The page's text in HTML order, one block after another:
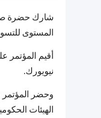
شارك حضرة
المستوى
أقيم المؤتمر
نيويورك.
وحضر المؤتمر
الهيئات